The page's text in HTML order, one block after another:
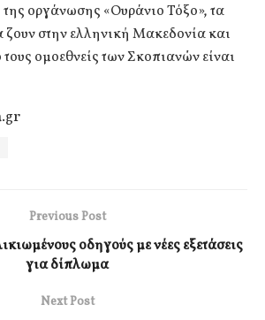
της οργάνωσης «Ουράνιο Τόξο», τα
στην ελληνική Μακεδονία και
ομοεθνείς των Σκοπιανών είναι
Previous Post
οδηγούς με νέες εξετάσεις
για δίπλωμα
Next Post